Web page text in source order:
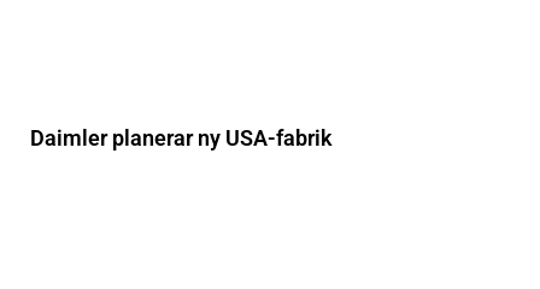
Daimler planerar ny USA-fabrik